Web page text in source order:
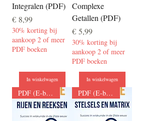
Integralen (PDF)
Prijs
€ 8,99
30% korting bij
aankoop 2 of meer
PDF boeken
In winkelwagen
Complexe
Getallen (PDF)
Prijs
€ 5,99
30% korting bij
aankoop 2 of meer
PDF boeken
In winkelwagen
PDF (E-boek) PDF (E-boek)